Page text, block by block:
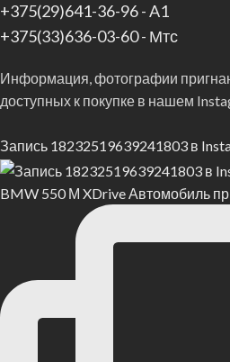
+375(29)641-36-96 - A1
+375(33)636-03-60 - Мтс
Информация, фотографии
доступных к покупке в нашем
Запись 18232519639241803 в
BMW 550 М XDrive Автомобиль